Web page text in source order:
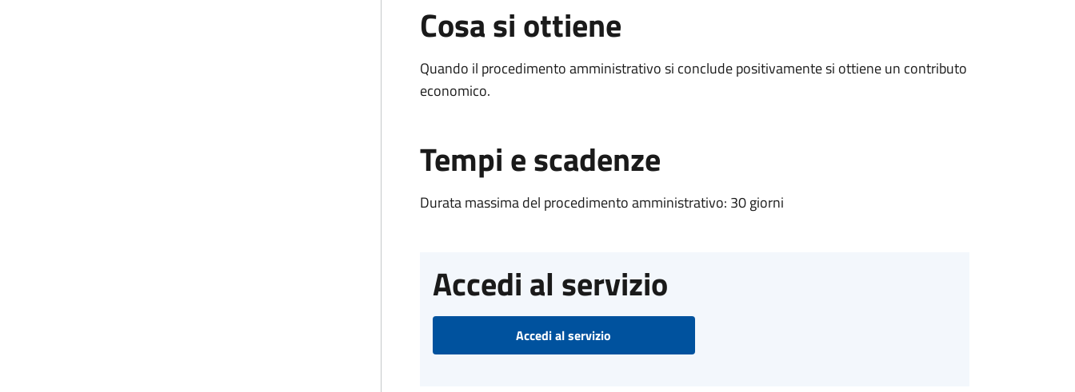
Cosa si ottiene
Quando il procedimento amministrativo si conclude positivamente si ottiene un contributo
economico.
Tempi e scadenze
Durata massima del procedimento amministrativo: 30 giorni
Accedi al servizio
Accedi al servizio